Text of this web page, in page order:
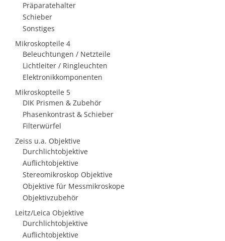
Präparatehalter
Schieber
Sonstiges
Mikroskopteile 4
Beleuchtungen / Netzteile
Lichtleiter / Ringleuchten
Elektronikkomponenten
Mikroskopteile 5
DIK Prismen & Zubehör
Phasenkontrast & Schieber
Filterwürfel
Zeiss u.a. Objektive
Durchlichtobjektive
Auflichtobjektive
Stereomikroskop Objektive
Objektive für Messmikroskope
Objektivzubehör
Leitz/Leica Objektive
Durchlichtobjektive
Auflichtobjektive